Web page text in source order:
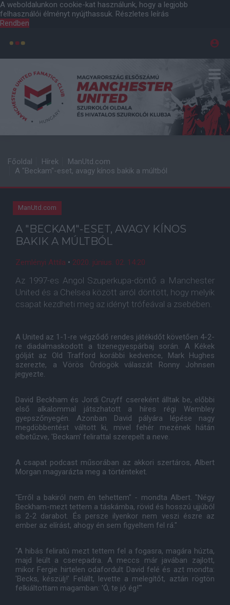
A weboldalunkon cookie-kat használunk, hogy a legjobb
felhasználói élményt nyújthassuk. Részletes leírás
Rendben
Főoldal Hírek
ManUtd.com
A "Beckam"-eset, avagy kínos bakik a múltból
ManUtd.com
A "BECKAM"-ESET, AVAGY KÍNOS
BAKIK A MÚLTBÓL
Zemlényi Attila • 2020. június. 02. 14:20
Az 1997-es Angol Szuperkupa-döntő a Manchester
United és a Chelsea között arról döntött, hogy melyik
csapat kezdheti meg az idényt trófeával a zsebében.
A United az 1-1-re végződő rendes játékidőt követően 4-2-
re diadalmaskodott a tizenegyespárbaj során. A Kékek
gólját az Old Trafford korábbi kedvence, Mark Hughes
szerezte, a Vörös Ördögök válaszát Ronny Johnsen
jegyezte.
David Beckham és Jordi Cruyff csereként álltak be, előbbi
első alkalommal játszhatott a híres régi Wembley
gyepszőnyegén. Azonban David pályára lépése nagy
megdöbbentést váltott ki, mivel fehér mezének hátán
elbetűzve, 'Beckam' felirattal szerepelt a neve.
A csapat podcast műsorában az akkori szertáros, Albert
Morgan magyarázta meg a történteket.
"Erről a bakiról nem én tehettem" - mondta Albert. "Négy
Beckham-mezt tettem a táskámba, rövid és hosszú ujjúból
is 2-2 darabot. És persze ilyenkor nem veszi észre az
ember az elírást, ahogy én sem figyeltem fel rá."
"A hibás feliratú mezt tettem fel a fogasra, magára húzta,
majd leült a cserepadra. A meccs már javában zajlott,
mikor Fergie hirtelen odafordult David felé és azt mondta:
'Becks, készülj!' Felállt, levette a melegítőt, aztán rögtön
felkiáltottam magamban: 'Ó, te jó ég!'"